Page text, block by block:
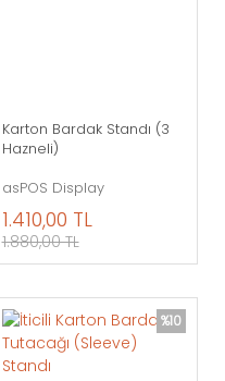
Karton Bardak Standı (3
Hazneli)
asPOS Display
1.410,00 TL
1.880,00 TL
%10